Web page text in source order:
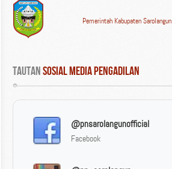
Pemerintah Kabupaten Sarolangun
Tautan Sosial Media Pengadilan
@pnsarolangunofficial
Facebook